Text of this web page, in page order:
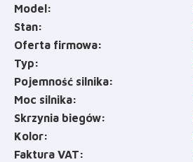
Model
Stan
Oferta firmowa
Typ
Pojemność silnika
Moc silnika
Skrzynia biegów
Kolor
Faktura VAT